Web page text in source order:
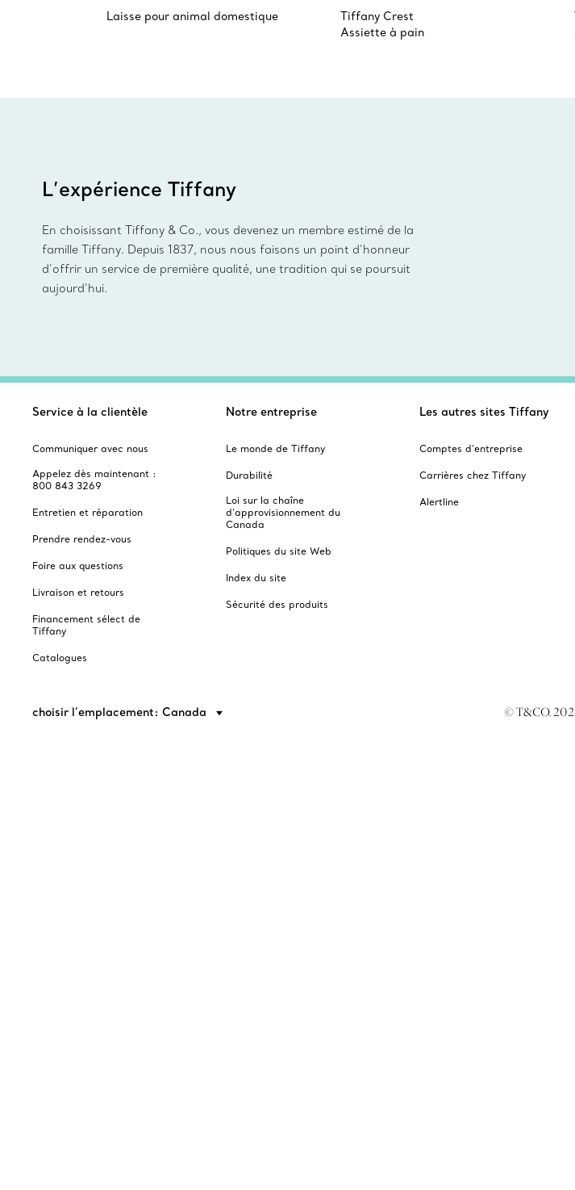
Laisse pour animal domestique
Tiffany Crest
Assiette à pain
L’expérience Tiffany
En choisissant Tiffany & Co., vous devenez un membre estimé de la
famille Tiffany. Depuis 1837, nous nous faisons un point d’honneur
d’offrir un service de première qualité, une tradition qui se poursuit
aujourd’hui.
Service à la clientèle
Communiquer avec nous
Appelez dès maintenant :
800 843 3269
Entretien et réparation
Prendre rendez-vous
Foire aux questions
Livraison et retours
Financement sélect de
Tiffany
Catalogues
Notre entreprise
Le monde de Tiffany
Durabilité
Loi sur la chaîne
d'approvisionnement du
Canada
Politiques du site Web
Index du site
Sécurité des produits
Les autres sites Tiffany
Comptes d’entreprise
Carrières chez Tiffany
Alertline
choisir l’emplacement: Canada © T&CO.